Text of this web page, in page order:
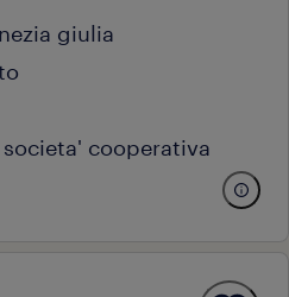
giulia
cooperativa